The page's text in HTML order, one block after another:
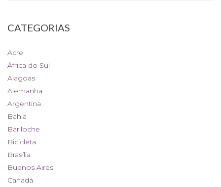
CATEGORIAS
Acre
África do Sul
Alagoas
Alemanha
Argentina
Bahia
Bariloche
Bicicleta
Brasília
Buenos Aires
Canadá